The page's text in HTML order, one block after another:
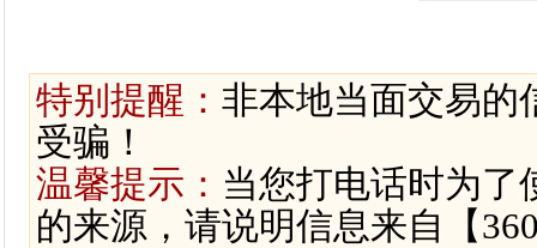
特别提醒： 非本地当面交易的
受骗！
温馨提示： 当您打电话时为了
的来源，请说明信息来自【